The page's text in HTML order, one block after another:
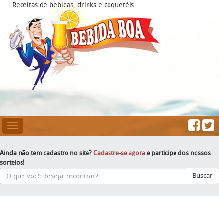
Receitas de bebidas, drinks e coquetéis
Mesclar
Navegação
Ainda não tem cadastro no site? Cadastre-se agora e participe dos nossos
sorteios!
Buscar